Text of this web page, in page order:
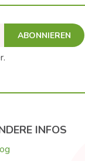
ABONNIEREN
INFOS